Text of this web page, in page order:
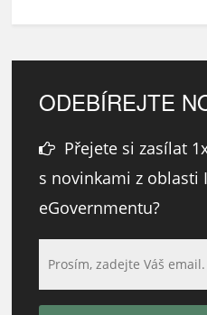
ODEBÍREJTE
Přejete si zasílat
s novinkami z oblasti
eGovernmentu?